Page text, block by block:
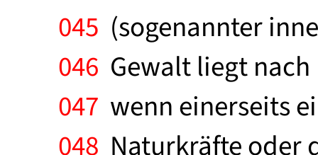
045 (sogenannter
046 Gewalt liegt
047 wenn einerseits
048 Naturkräfte oder